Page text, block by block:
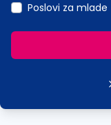
Poslovi za mlade